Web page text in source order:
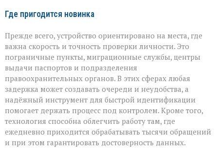
Где пригодится новинка
Прежде всего, устройство ориентировано на места, где
важна скорость и точность проверки личности. Это
пограничные пункты, миграционные службы, центры
выдачи паспортов и подразделения
правоохранительных органов. В этих сферах любая
задержка может создавать очереди и неудобства, а
надёжный инструмент для быстрой идентификации
помогает держать процесс под контролем. Кроме того,
технология способна облегчить работу там, где
ежедневно приходится обрабатывать тысячи обращений
и при этом гарантировать достоверность данных.